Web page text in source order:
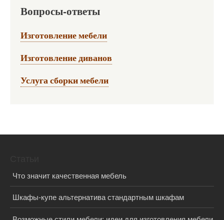
Вопросы-ответы
Изготовление мебели
Изготовление диванов
Услуга сборки мебели
Что значит качественная мебель
Шкафы-купе альтернатива стандартным шкафам